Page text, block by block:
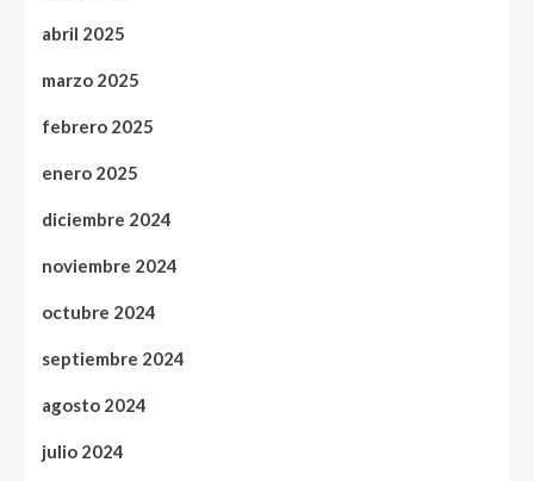
abril 2025
marzo 2025
febrero 2025
enero 2025
diciembre 2024
noviembre 2024
octubre 2024
septiembre 2024
agosto 2024
julio 2024